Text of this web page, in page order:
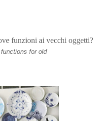
funzioni ai vecchi oggetti?
for old